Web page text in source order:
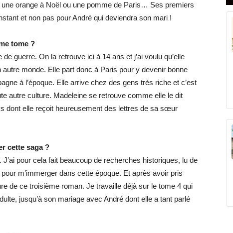
orange à Noël ou une pomme de Paris… Ses premiers
et non pas pour André qui deviendra son mari !
tome ?
guerre. On la retrouve ici à 14 ans et j’ai voulu qu’elle
monde. Elle part donc à Paris pour y devenir bonne
à l’époque. Elle arrive chez des gens très riche et c’est
autre culture. Madeleine se retrouve comme elle le dit
dont elle reçoit heureusement des lettres de sa sœur
cette saga ?
pour cela fait beaucoup de recherches historiques, lu de
m’immerger dans cette époque. Et après avoir pris
de ce troisième roman. Je travaille déjà sur le tome 4 qui
jusqu’à son mariage avec André dont elle a tant parlé